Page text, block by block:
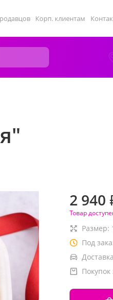
Корп. клиентам
2 940
Товар
Размер:
Под
Покупок